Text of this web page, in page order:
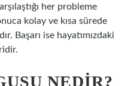
her probleme
kolay ve kısa sürede
Başarı ise hayatımızdaki
NEDIR?